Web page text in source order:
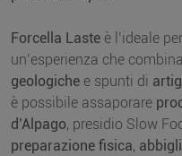
Forcella Laste è l’ideale
un’esperienza che combina
geologiche e spunti di
è possibile assaporare
d’Alpago, presidio Slow
preparazione fisica,